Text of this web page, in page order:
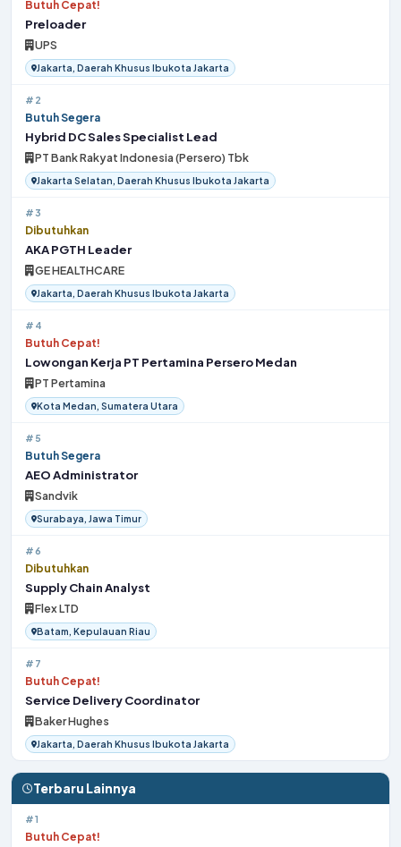
Butuh Cepat!
Preloader
UPS
Jakarta, Daerah Khusus Ibukota Jakarta
#2
Butuh Segera
Hybrid DC Sales Specialist Lead
PT Bank Rakyat Indonesia (Persero) Tbk
Jakarta Selatan, Daerah Khusus Ibukota Jakarta
#3
Dibutuhkan
AKA PGTH Leader
GE HEALTHCARE
Jakarta, Daerah Khusus Ibukota Jakarta
#4
Butuh Cepat!
Lowongan Kerja PT Pertamina Persero Medan
PT Pertamina
Kota Medan, Sumatera Utara
#5
Butuh Segera
AEO Administrator
Sandvik
Surabaya, Jawa Timur
#6
Dibutuhkan
Supply Chain Analyst
Flex LTD
Batam, Kepulauan Riau
#7
Butuh Cepat!
Service Delivery Coordinator
Baker Hughes
Jakarta, Daerah Khusus Ibukota Jakarta
Terbaru Lainnya
#1
Butuh Cepat!